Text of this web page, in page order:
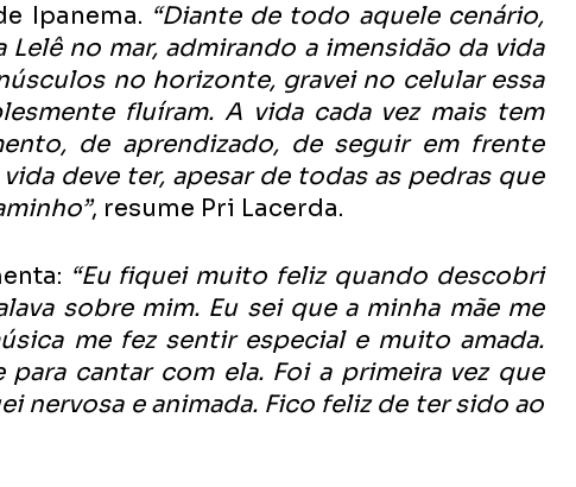
Ipanema. “Diante de todo aquele cenário,
Lelê no mar, admirando a imensidão da vida
no horizonte, gravei no celular essa
fluíram. A vida cada vez mais tem
de aprendizado, de seguir em frente
deve ter, apesar de todas as pedras que
, resume Pri Lacerda.
“Eu fiquei muito feliz quando descobri
sobre mim. Eu sei que a minha mãe me
me fez sentir especial e muito amada.
cantar com ela. Foi a primeira vez que
nervosa e animada. Fico feliz de ter sido ao